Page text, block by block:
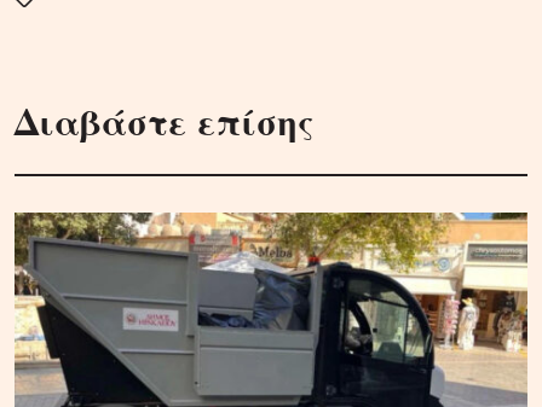
Διαβάστε επίσης